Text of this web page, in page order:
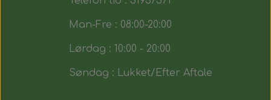
Man-Fre : 08:00-20:00
Lørdag : 10:00 - 20:00
Søndag : Lukket/Efter Aftale